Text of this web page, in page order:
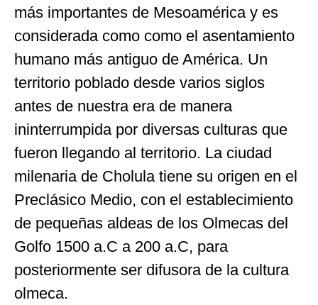
más importantes de Mesoamérica y es
considerada como como el asentamiento
humano más antiguo de América. Un
territorio poblado desde varios siglos
antes de nuestra era de manera
ininterrumpida por diversas culturas que
fueron llegando al territorio. La ciudad
milenaria de Cholula tiene su origen en el
Preclásico Medio, con el establecimiento
de pequeñas aldeas de los Olmecas del
Golfo 1500 a.C a 200 a.C, para
posteriormente ser difusora de la cultura
olmeca.